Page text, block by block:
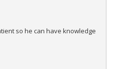
so he can have knowledge